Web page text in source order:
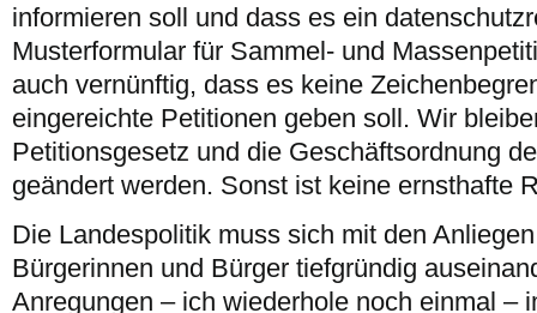
informieren soll und dass es ein
Musterformular für Sammel- und
auch vernünftig, dass es keine
eingereichte Petitionen geben soll. Wir
Petitionsgesetz und die Geschäftsordnung
geändert werden. Sonst ist keine ernsthafte
Die Landespolitik muss sich mit den
Bürgerinnen und Bürger tiefgründig
Anregungen – ich wiederhole noch einmal –